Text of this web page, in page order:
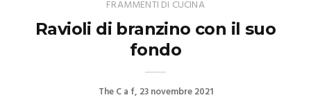
FRAMMENTI DI CUCINA
Ravioli di branzino con il suo
fondo
The C a f 23 novembre 2021